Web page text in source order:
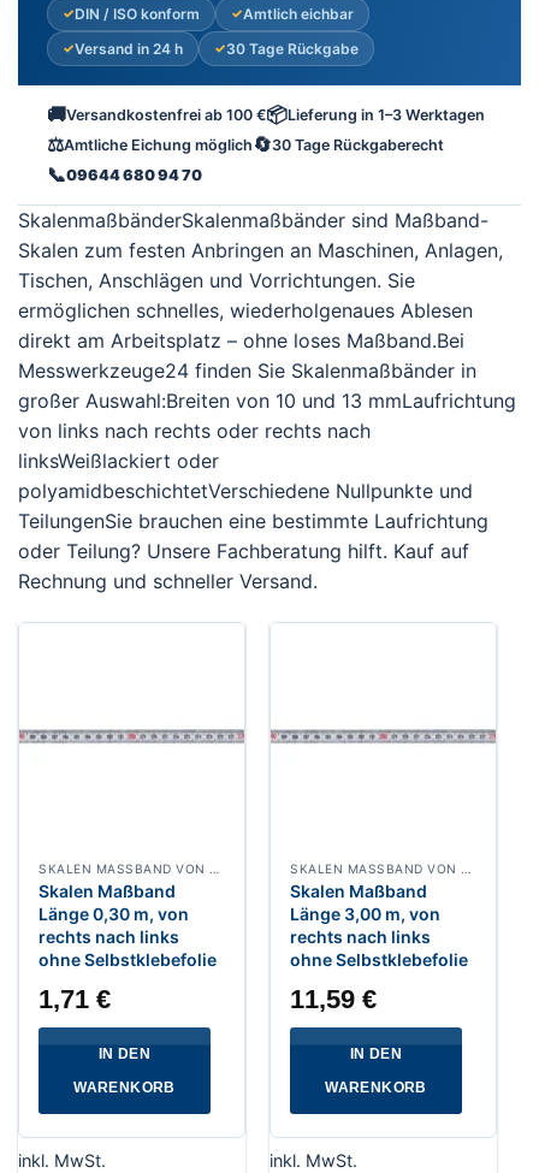
DIN / ISO konform
Amtlich eichbar
Versand in 24 h
30 Tage Rückgabe
🚚Versandkostenfrei ab 100 €📦Lieferung in 1–3 Werktagen
⚖️Amtliche Eichung möglich 🔄30 Tage Rückgaberecht
📞09644 680 94 70
SkalenmaßbänderSkalenmaßbänder sind Maßband-
Skalen zum festen Anbringen an Maschinen, Anlagen,
Tischen, Anschlägen und Vorrichtungen. Sie
ermöglichen schnelles, wiederholgenaues Ablesen
direkt am Arbeitsplatz – ohne loses Maßband.Bei
Messwerkzeuge24 finden Sie Skalenmaßbänder in
großer Auswahl:Breiten von 10 und 13 mmLaufrichtung
von links nach rechts oder rechts nach
linksWeißlackiert oder
polyamidbeschichtetVerschiedene Nullpunkte und
TeilungenSie brauchen eine bestimmte Laufrichtung
oder Teilung? Unsere Fachberatung hilft. Kauf auf
Rechnung und schneller Versand.
Skalen Maßband
Länge 0,30 m, von
rechts nach links
ohne Selbstklebefolie
1,71€
IN DEN
WARENKORB
inkl. MwSt.
Skalen Maßband
Länge 3,00 m, von
rechts nach links
ohne Selbstklebefolie
11,59€
IN DEN
WARENKORB
inkl. MwSt.